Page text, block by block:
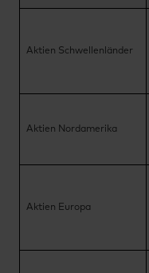
Aktien Schwellenländer
Aktien Nordamerika
Aktien Europa